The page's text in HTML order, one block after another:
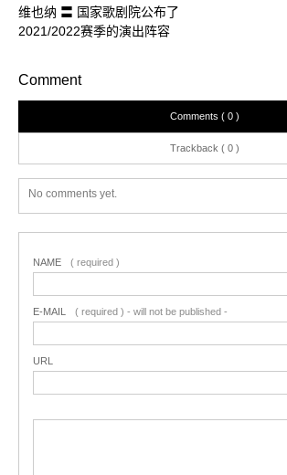
维也纳 〓 国家歌剧院公布了
2021/2022赛季的演出阵容
Comment
Comments ( 0 )
Trackback ( 0 )
No comments yet.
NAME ( required )
E-MAIL ( required ) - will not be published -
URL